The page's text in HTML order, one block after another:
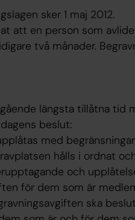
sker 1 maj 2012.
att en person som
två månader.
längsta tillåtna tid
beslut:
med
hålls i ordnat
och
för dem som är
ska